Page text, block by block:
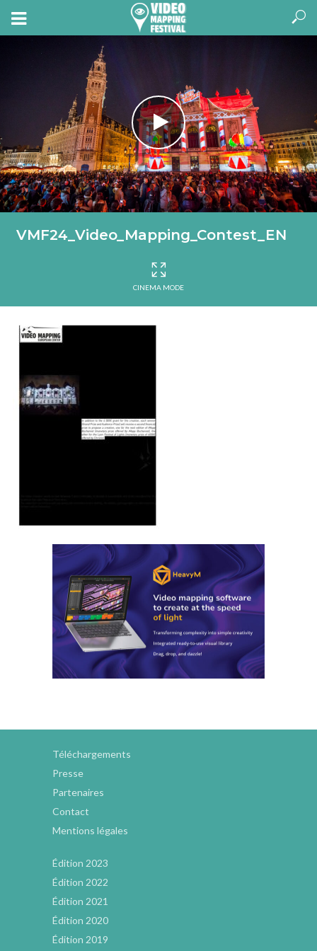
VMF24_Video_Mapping_Contest_EN
CINEMA MODE
Téléchargements
Presse
Partenaires
Contact
Mentions légales
Édition 2023
Édition 2022
Édition 2021
Édition 2020
Édition 2019